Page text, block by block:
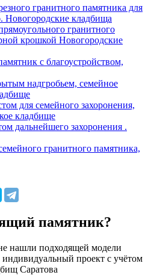
гранитного памятника для
Новогородские кладбища
гранитного
крошкой Новогородские
с благоустройством,
надгробьем, семейное
для семейного захоронения,
кладбище
дальнейшего захоронения .
гранитного памятника,
памятник?
нашли подходящей модели
проект с учётом
Саратова